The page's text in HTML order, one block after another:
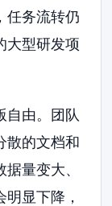
任务流转仍
大型研发项
自由。团队
散的文档和
量变大、
显下降，